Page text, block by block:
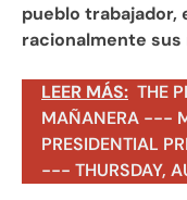
pueblo trabajador,
racionalmente
LEER MÁS: THE
MAÑANERA ---
PRESIDENTIAL
--- THURSDAY,